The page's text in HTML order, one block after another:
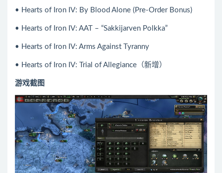
• Hearts of Iron IV: By Blood Alone (Pre-Order Bonus)
• Hearts of Iron IV: AAT – “Sakkijarven Polkka”
• Hearts of Iron IV: Arms Against Tyranny
• Hearts of Iron IV: Trial of Allegiance（新增）
游戏截图